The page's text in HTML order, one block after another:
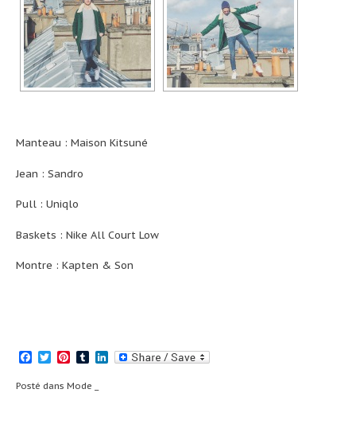
Manteau : Maison Kitsuné
Jean : Sandro
Pull : Uniqlo
Baskets : Nike All Court Low
Montre : Kapten & Son
Facebook
TwitterPinterest
TumblrLinkedIn
Posté dans Mode _